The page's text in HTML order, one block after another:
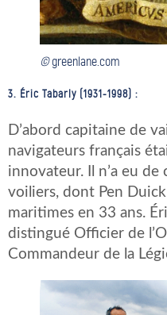
©greenlane.com
3. Éric Tabarly (1931-1998) :
D’abord capitaine de
navigateurs français
innovateur. Il n’a eu de
voiliers, dont Pen
maritimes en 33 ans.
distingué Officier de
Commandeur de la